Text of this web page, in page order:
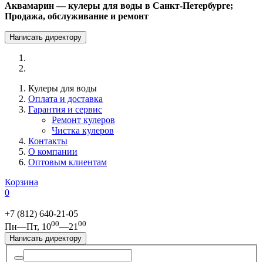
Аквамарин — кулеры для воды в Санкт-Петербурге;
Продажа, обслуживание и ремонт
Написать директору
Кулеры для воды
Оплата и доставка
Гарантия и сервис
Ремонт кулеров
Чистка кулеров
Контакты
О компании
Оптовым клиентам
Корзина
0
+7 (812) 640-21-05
Пн—Пт, 1000—21 00
Написать директору